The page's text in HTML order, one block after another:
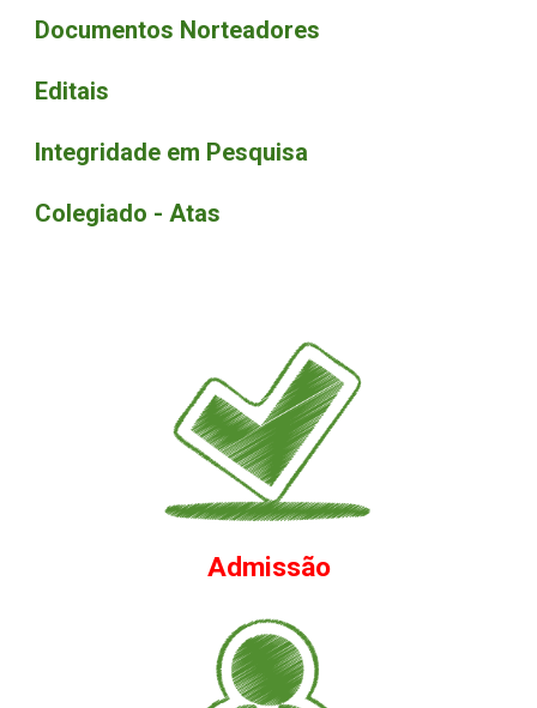
Documentos Norteadores
Editais
Integridade em Pesquisa
Colegiado - Atas
Admissão